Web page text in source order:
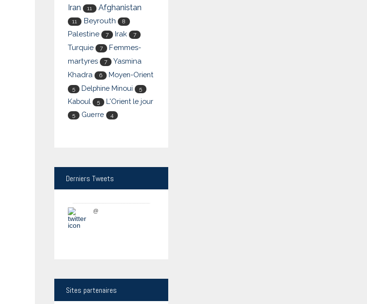
Iran 11 Afghanistan
11 Beyrouth 8
Palestine 7 Irak 7
Turquie 7
Femmes-
martyres
7
Yasmina
Khadra
6 Moyen-Orient
5 Delphine Minoui 5
Kaboul 5 L'Orient le jour
5 Guerre 4
Derniers Tweets
@
Sites partenaires